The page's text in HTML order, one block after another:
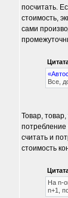
посчитать.
стоимость,
сами
Все,
Товар,
потребление
считать и
стоимость
На n-
n+1,